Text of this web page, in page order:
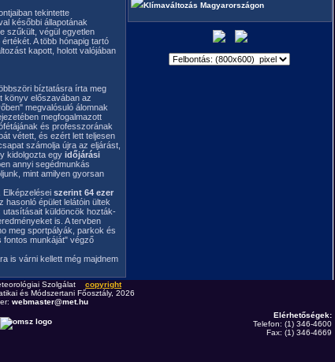
tekintette
későbbi állapotának
szűkült, végül egyetlen
A több hónapig tartó
kapott, holott valójában
bíztatásra írta meg
könyv előszavában az
megvalósuló álomnak
megfogalmazott
és professzorának
vétett, és ezért lett teljesen
számolja újra az eljárást,
kidolgozta egy időjárási
annyi segédmunkás
mint amilyen gyorsan
szerint 64 ezer
épület lelátóin ültek
utasításait küldöncök hozták-
is. A tervben
meg sportpályák, parkok és
fontos munkáját" végző
is várni kellett még majdnem
Klímaváltozás Magyarországon
Szolgálat copyright
és Módszertani Főosztály, 2026
webmaster@met.hu
Elérhetőségek:
Telefon: (1) 346-4600
Fax: (1) 346-4669